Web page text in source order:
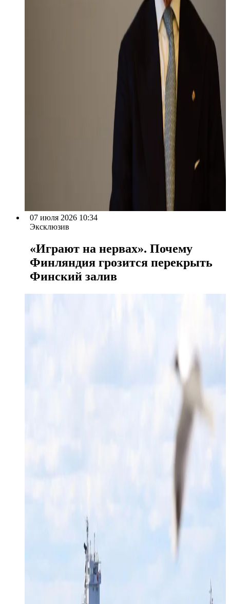
07 июля 2026 10:34
Эксклюзив
«Играют на нервах». Почему
Финляндия грозится перекрыть
Финский залив